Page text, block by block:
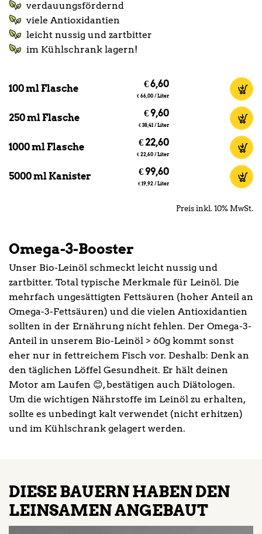
verdauungsfördernd
viele Antioxidantien
leicht nussig und zartbitter
im Kühlschrank lagern!
100 ml Flasche €6,60
€ 66,00 /Liter
250 ml Flasche €9,60
€ 38,41 /Liter
1000 ml Flasche € 22,60
€ 22,60 /Liter
5000 ml Kanister €99,60
€ 19,92 /Liter
Preis inkl. 10% MwSt.
Omega-3-Booster
Unser Bio-Leinöl schmeckt leicht nussig und
zartbitter. Total typische Merkmale für Leinöl. Die
mehrfach ungesättigten Fettsäuren (hoher Anteil an
Omega-3-Fettsäuren) und die vielen Antioxidantien
sollten in der Ernährung nicht fehlen. Der Omega-3-
Anteil in unserem Bio-Leinöl > 60g kommt sonst
eher nur in fettreichem Fisch vor. Deshalb: Denk an
den täglichen Löffel Gesundheit. Er hält deinen
Motor am Laufen 😊, bestätigen auch Diätologen.
Um die wichtigen Nährstoffe im Leinöl zu erhalten,
sollte es unbedingt kalt verwendet (nicht erhitzen)
und im Kühlschrank gelagert werden.
DIESE BAUERN HABEN DEN
LEINSAMEN ANGEBAUT